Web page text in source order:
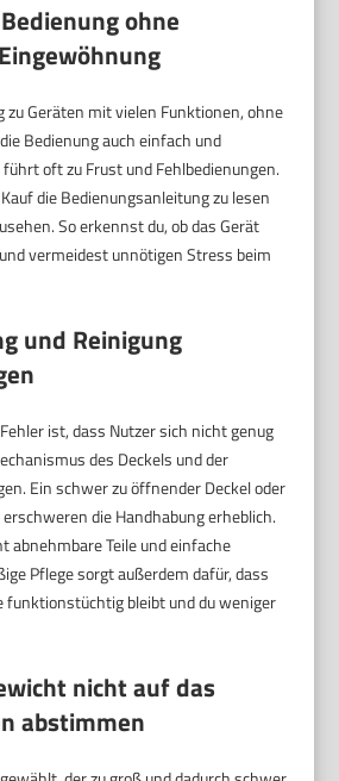
ohne
zu Geräten mit vielen Funktionen, ohne
Bedienung auch einfach und
oft zu Frust und Fehlbedienungen.
die Bedienungsanleitung zu lesen
So erkennst du, ob das Gerät
vermeidest unnötigen Stress beim
und Reinigung
ist, dass Nutzer sich nicht genug
des Deckels und der
Ein schwer zu öffnender Deckel oder
die Handhabung erheblich.
abnehmbare Teile und einfache
Pflege sorgt außerdem dafür, dass
funktionstüchtig bleibt und du weniger
nicht auf das
abstimmen